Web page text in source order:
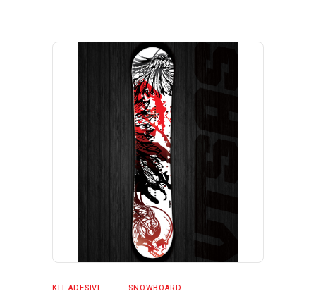
AGGIUNGI AL CARRELLO
KIT ADESIVI SNOWBOARD